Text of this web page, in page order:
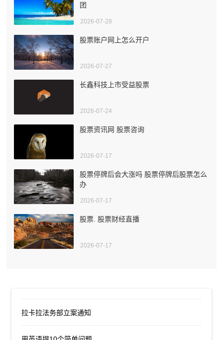
团
2026-07-28
股票账户网上怎么开户
2026-07-27
长鑫科技上市受益股票
2026-07-24
股票资讯网 股票咨询
2026-07-17
股票停牌后会大涨吗 股票停牌后股票怎么
办
2026-07-17
股票. 股票财经直播
2026-07-17
拉卡拉法务部立案通知